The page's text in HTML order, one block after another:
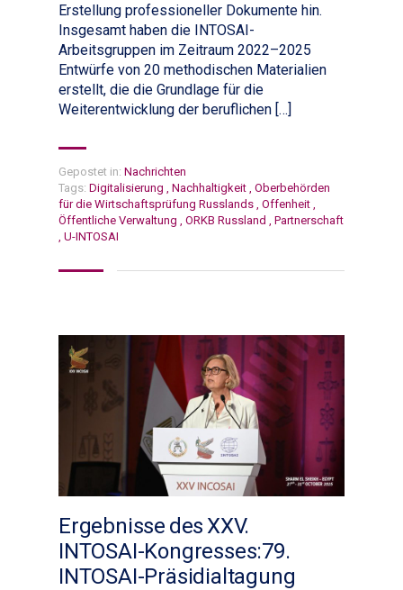
Erstellung professioneller Dokumente hin.
Insgesamt haben die INTOSAI-
Arbeitsgruppen im Zeitraum 2022–2025
Entwürfe von 20 methodischen Materialien
erstellt, die die Grundlage für die
Weiterentwicklung der beruflichen […]
Gepostet in: Nachrichten
Tags: Digitalisierung Nachhaltigkeit Oberbehörden
für die Wirtschaftsprüfung Russlands Offenheit
Öffentliche Verwaltung
ORKB Russland
Partnerschaft
U-INTOSAI
Ergebnisse des XXV.
INTOSAI-Kongresses:79.
INTOSAI-Präsidialtagung